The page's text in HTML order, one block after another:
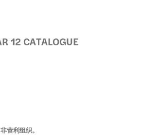
12 CATALOGUE
营利组织。